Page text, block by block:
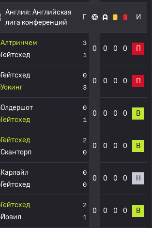
Англия: Английская
лига конференций
Г И
Алтринчем
Гейтсхед
3
1
0 0 0 0 П
Гейтсхед
Уокинг
0
3
0 0 0 0 П
Олдершот
Гейтсхед
0
1
0 0 0 0 В
Гейтсхед
Сканторп
2
0
0 0 0 0 В
Карлайл
Гейтсхед
0
0
0 0 0 0 Н
Гейтсхед
Йовил
2
1
0 0 0 0 В